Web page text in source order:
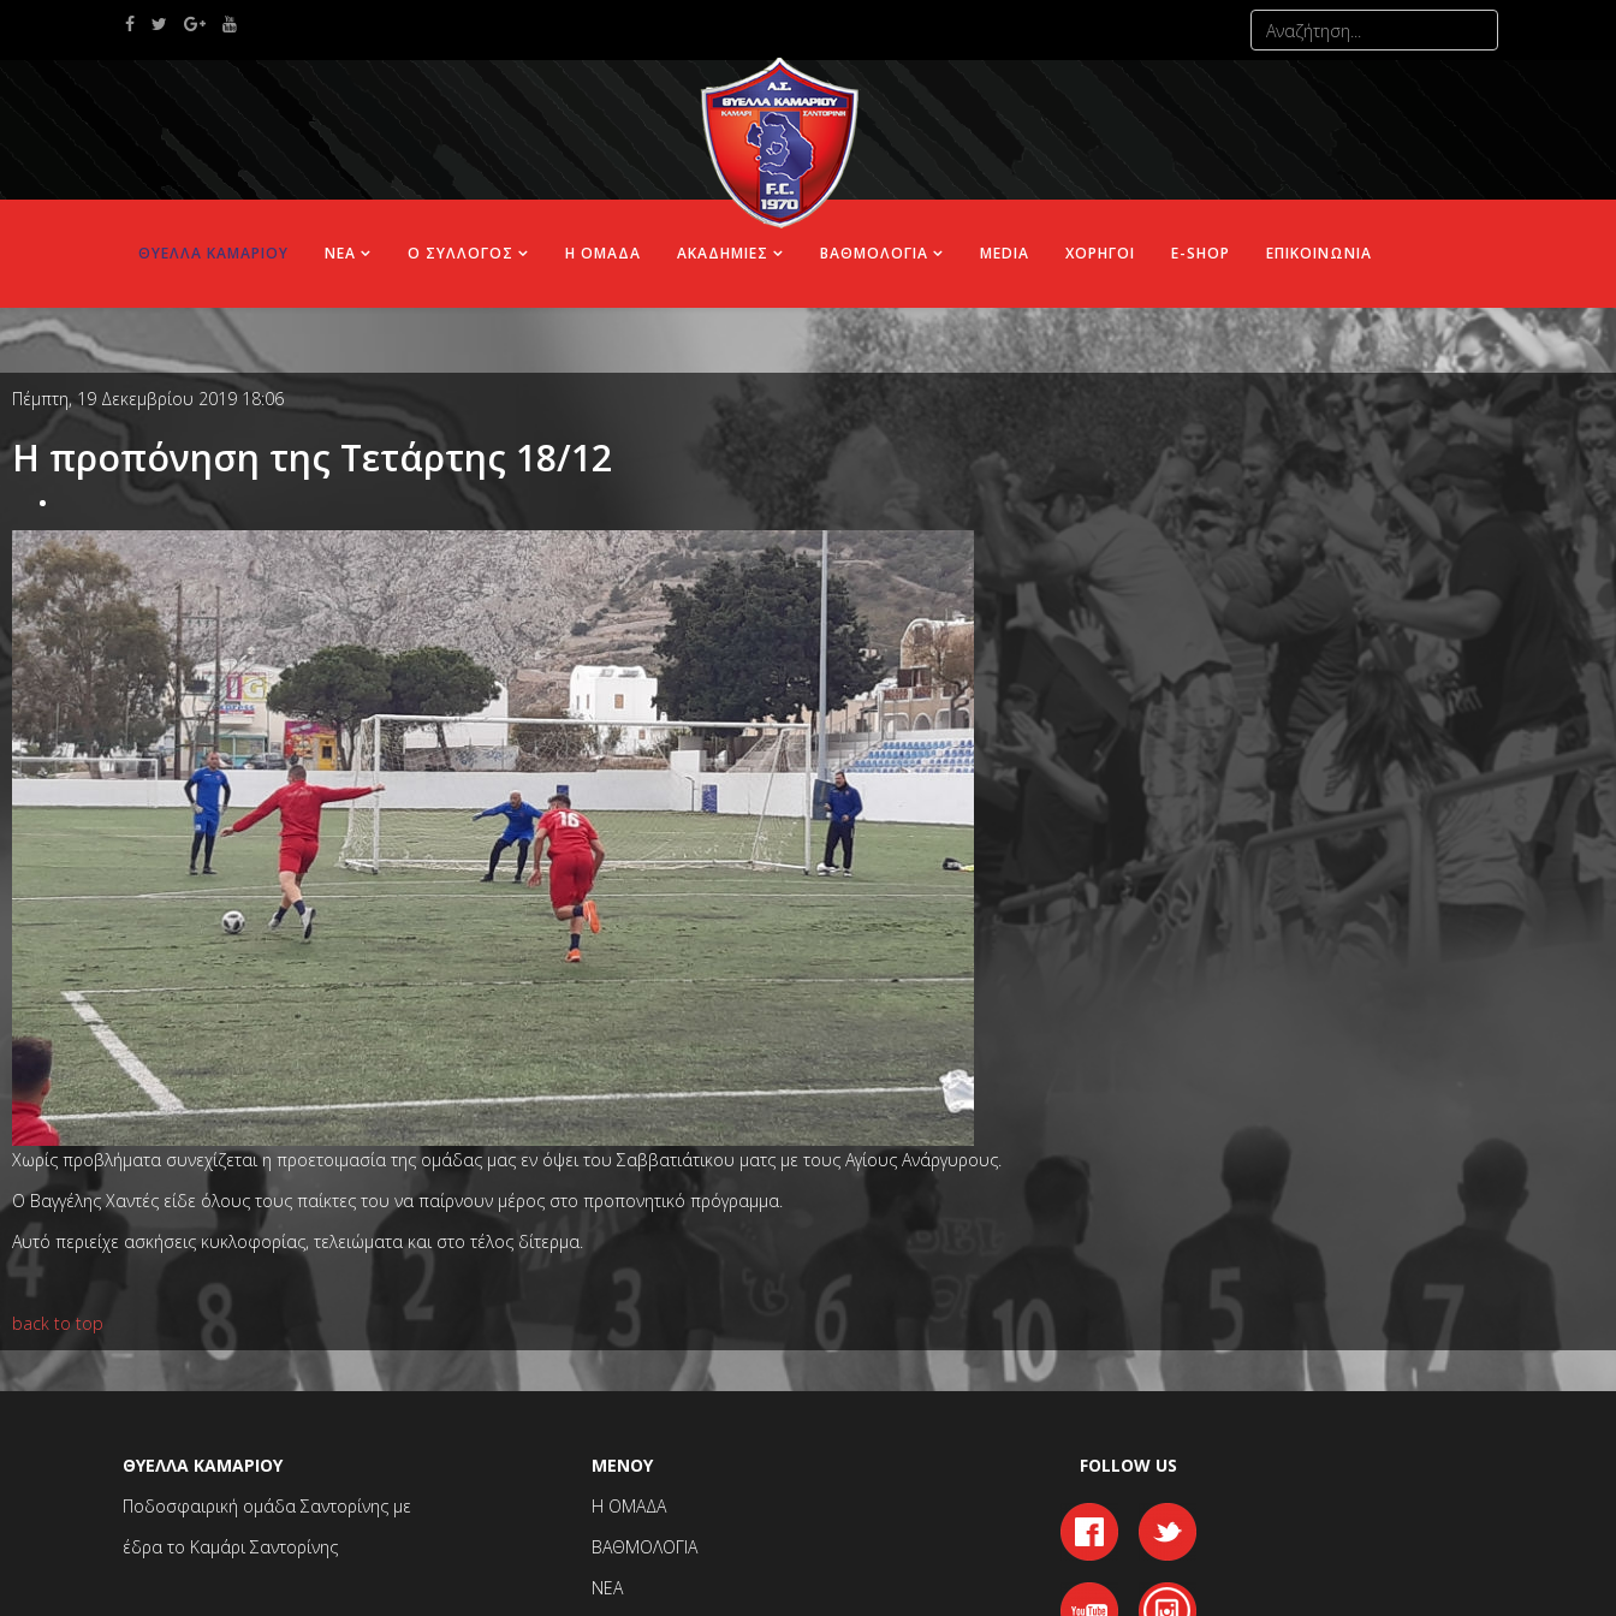
ΘΥΕΛΛΑ ΚΑΜΑΡΙΟΥ ΝΕΑ Ο ΣΥΛΛΟΓΟΣ Η ΟΜΑΔΑ ΑΚΑΔΗΜΙΕΣ ΒΑΘΜΟΛΟΓΙΑ MEDIA ΧΟΡΗΓΟΙ E-SHOP ΕΠΙΚΟΙΝΩΝΙΑ
Πέμπτη, 19 Δεκεμβρίου 2019 18:06
Η προπόνηση της Τετάρτης 18/12
Χωρίς προβλήματα συνεχίζεται η προετοιμασία της ομάδας μας εν όψει του Σαββατιάτικου ματς με τους Αγίους Ανάργυρους.
Ο Βαγγέλης Χαντές είδε όλους τους παίκτες του να παίρνουν μέρος στο προπονητικό πρόγραμμα.
Αυτό περιείχε ασκήσεις κυκλοφορίας, τελειώματα και στο τέλος δίτερμα.
back to top
ΘΥΕΛΛΑ ΚΑΜΑΡΙΟΥ
Ποδοσφαιρική ομάδα Σαντορίνης με
έδρα το Καμάρι Σαντορίνης
ΜΕΝΟΥ
Η ΟΜΑΔΑ
ΒΑΘΜΟΛΟΓΙΑ
ΝΕΑ
FOLLOW US